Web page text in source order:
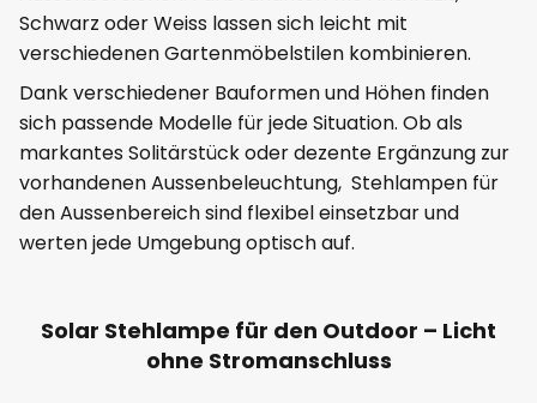
Schwarz oder Weiss lassen sich leicht mit
verschiedenen Gartenmöbelstilen kombinieren.
Dank verschiedener Bauformen und Höhen finden
sich passende Modelle für jede Situation. Ob als
markantes Solitärstück oder dezente Ergänzung zur
vorhandenen Aussenbeleuchtung, Stehlampen für
den Aussenbereich sind flexibel einsetzbar und
werten jede Umgebung optisch auf.
Solar Stehlampe für den Outdoor – Licht
ohne Stromanschluss